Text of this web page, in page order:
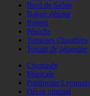
Bord de Saône
Nature détente
Bateau
Péniche
Terrasses Chauffées
Terrain de pétanque
Cheminée
Musicale
Patrimoine Lyonnais
Décor original